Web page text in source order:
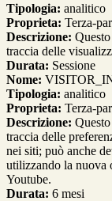
Tipologia: analitico
Proprieta: Terza-
Descrizione:
traccia delle
Durata: Sessione
Nome:
Tipologia: analitico
Proprieta: Terza-
Descrizione:
traccia delle
nei siti; può anche
utilizzando la nuova
Youtube.
Durata: 6 mesi